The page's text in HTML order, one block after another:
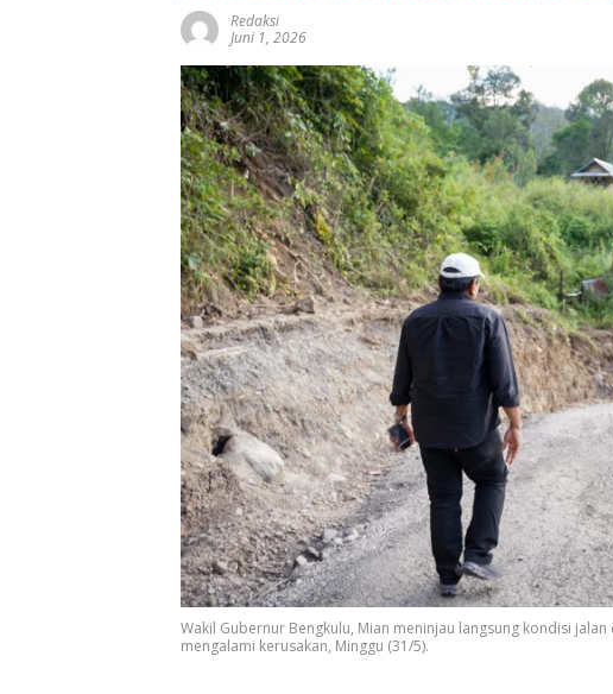
Redaksi
Juni 1, 2026
Wakil Gubernur Bengkulu, Mian meninjau langsung kondisi
mengalami kerusakan, Minggu (31/5).